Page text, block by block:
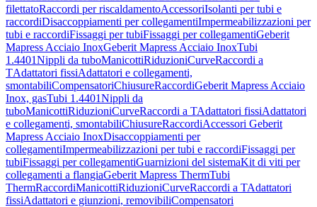
filettatoRaccordi per riscaldamentoAccessoriIsolanti per tubi e
raccordiDisaccoppiamenti per collegamentiImpermeabilizzazioni per
tubi e raccordiFissaggi per tubiFissaggi per collegamentiGeberit
Mapress Acciaio InoxGeberit Mapress Acciaio InoxTubi
1.4401Nippli da tuboManicottiRiduzioniCurveRaccordi a
TAdattatori fissiAdattatori e collegamenti,
smontabiliCompensatoriChiusureRaccordiGeberit Mapress Acciaio
Inox, gasTubi 1.4401Nippli da
tuboManicottiRiduzioniCurveRaccordi a TAdattatori fissiAdattatori
e collegamenti, smontabiliChiusureRaccordiAccessori Geberit
Mapress Acciaio InoxDisaccoppiamenti per
collegamentiImpermeabilizzazioni per tubi e raccordiFissaggi per
tubiFissaggi per collegamentiGuarnizioni del sistemaKit di viti per
collegamenti a flangiaGeberit Mapress ThermTubi
ThermRaccordiManicottiRiduzioniCurveRaccordi a TAdattatori
fissiAdattatori e giunzioni, removibiliCompensatori